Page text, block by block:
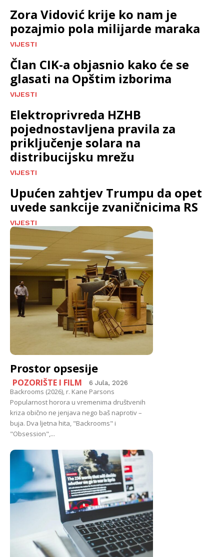
Zora Vidović krije ko nam je
pozajmio pola milijarde maraka
VIJESTI
Član CIK-a objasnio kako će se
glasati na Opštim izborima
VIJESTI
Elektroprivreda HZHB
pojednostavljena pravila za
priključenje solara na
distribucijsku mrežu
VIJESTI
Upućen zahtjev Trumpu da opet
uvede sankcije zvaničnicima RS
VIJESTI
Prostor opsesije
POZORIŠTE I FILM 6 Jula, 2026
Backrooms (2026), r. Kane Parsons
Popularnost horora u vremenima društvenih
kriza obično ne jenjava nego baš naprotiv –
buja. Dva ljetna hita, "Backrooms" i
"Obsession",...